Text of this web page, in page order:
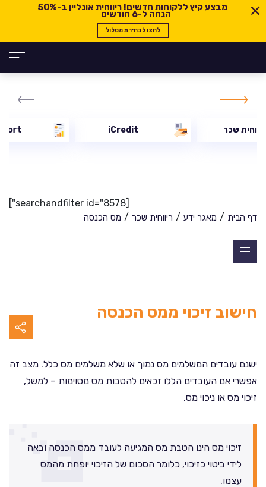
מבצע קיץ ללקוחות חדשים! ריווחית אונליין ב-50%
הנחה ל-6 חודשים
לחצו לבחירת מסלול
ריווחית שכר iCredit
[searchandfilter id="8578"]
דף הבית / מאגר ידע / ריווחית שכר / מס הכנסה
חישוב זיכוי ממס הכנסה
ישנם עובדים המשלמים מס נמוך או שלא משלמים מס כלל. מצב זה
אפשרי אם העובדים הללו זכאים להטבות מס מסוימות – למשל,
זיכוי מס או ניכוי מס.
זיכוי מס הינו הטבת מס המגיעה לעובד ממס הכנסה ובאה
לידי ביטוי כזיכוי, כלומר הסכום של הזיכוי יופחת מהמס
עצמו.